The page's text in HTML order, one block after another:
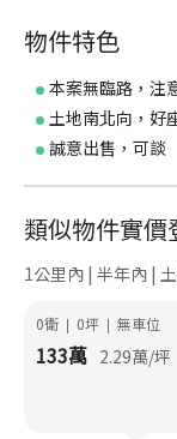
物件特色
本案無臨路，注
土地南北向，好
誠意出售，可談
類似物件實價
1公里內 | 半年內 |
0衛 | 0坪 | 無車位
133萬 2.29萬/坪